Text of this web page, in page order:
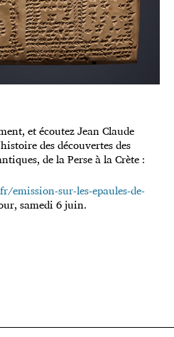
et écoutez Jean Claude
des découvertes des
de la Perse à la Crète :
sur-les-epaules-de-
samedi 6 juin.